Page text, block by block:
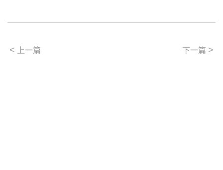
< 上一篇 下一篇 >